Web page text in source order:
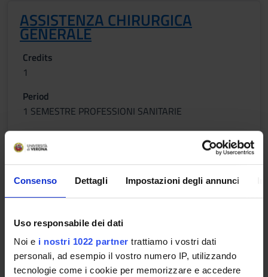
Consenso Dettagli Impostazioni degli annunci
Uso responsabile dei dati
Noi e i nostri 1022 partner trattiamo i vostri dati
personali, ad esempio il vostro numero IP, utilizzando
tecnologie come i cookie per memorizzare e accedere
ASSISTENZA CHIRURGICA
GENERALE
Credits
1
Period
1 SEMESTRE PROFESSIONI SANITARIE
Academic staff
Francesca Defanti
Lessons timetable
INFERMIERISTICA CLINICA 1
Credits
1